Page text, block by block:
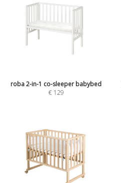
roba 2-in-1 co-sleeper babybed
€ 129